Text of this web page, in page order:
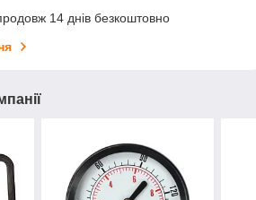
14 днів безкоштовно